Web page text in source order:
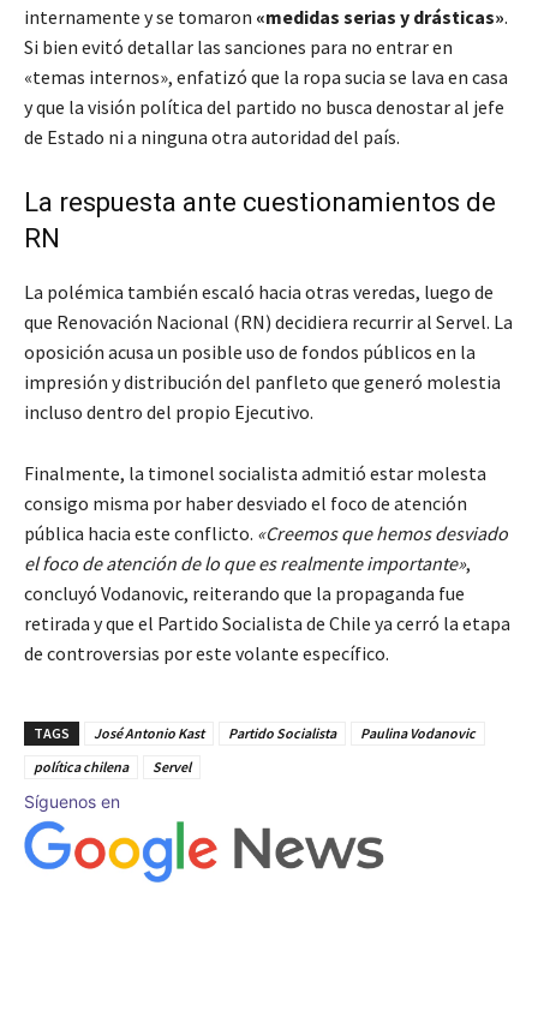
internamente y se tomaron «medidas serias y drásticas».
Si bien evitó detallar las sanciones para no entrar en
«temas internos», enfatizó que la ropa sucia se lava en casa
y que la visión política del partido no busca denostar al jefe
de Estado ni a ninguna otra autoridad del país.
La respuesta ante cuestionamientos de
RN
La polémica también escaló hacia otras veredas, luego de
que Renovación Nacional (RN) decidiera recurrir al Servel. La
oposición acusa un posible uso de fondos públicos en la
impresión y distribución del panfleto que generó molestia
incluso dentro del propio Ejecutivo.
Finalmente, la timonel socialista admitió estar molesta
consigo misma por haber desviado el foco de atención
pública hacia este conflicto. «Creemos que hemos desviado
el foco de atención de lo que es realmente importante»,
concluyó Vodanovic, reiterando que la propaganda fue
retirada y que el Partido Socialista de Chile ya cerró la etapa
de controversias por este volante específico.
TAGS José Antonio Kast Partido Socialista
Paulina Vodanovic
política chilena
Servel
Síguenos en